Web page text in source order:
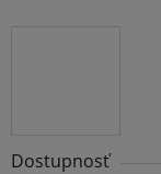
Dostupnosť